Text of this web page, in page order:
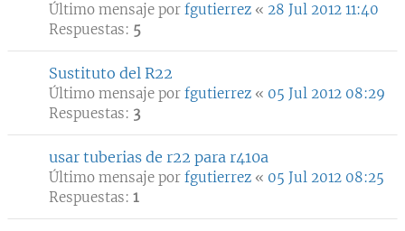
Último mensaje por fgutierrez « 28 Jul 2012 11:40
Respuestas: 5
Sustituto del R22
Último mensaje por fgutierrez « 05 Jul 2012 08:29
Respuestas: 3
usar tuberias de r22 para r410a
Último mensaje por fgutierrez « 05 Jul 2012 08:25
Respuestas: 1